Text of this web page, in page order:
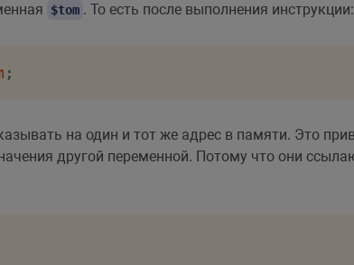
$tom . То есть после выполнения инструкции:
;
на один и тот же адрес в памяти. Это
другой переменной. Потому что они